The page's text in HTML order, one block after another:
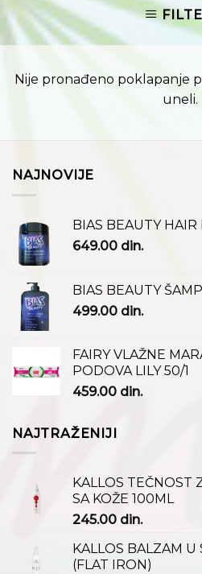
Nije pronađeno poklapanje
uneli.
NAJNOVIJE
BIAS BEAUTY
649.00 din.
BIAS BEAUTY
499.00 din.
FAIRY VLAŽNE
PODOVA LILY 50/1
459.00 din.
NAJTRAŽENIJI
KALLOS TEČNOST
SA KOŽE 100ML
245.00 din.
KALLOS BALZAM
(FLAT IRON)